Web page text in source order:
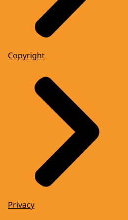
Copyright
Privacy